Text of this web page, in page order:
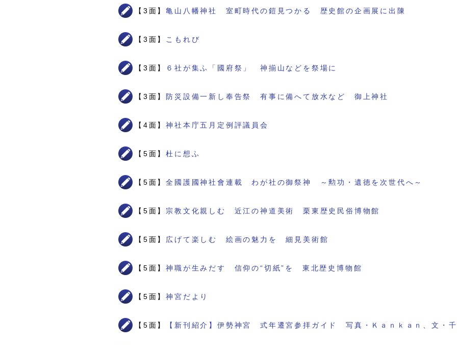
【3面】亀山八幡神社 室町時代の鎧見つかる 歴史館の企画展に出陳
【3面】 こもれび
【3面】 ６社が集ふ「國府祭」 神揃山などを祭場に
【3面】 防災設備一新し奉告祭 有事に備へて放水など 御上神社
【4面】神社本庁五月定例評議員会
【5面】杜に想ふ
【5面】全國護國神社會連載 わが社の御祭神 ～勲功・遺徳を次世代へ～
【5面】 宗教文化親しむ 近江の神道美術 栗東歴史民俗博物館
【5面】 広げて楽しむ 絵画の魅力を 細見美術館
【5面】神職が生みだす 信仰の“切紙”を 東北歴史博物館
【5面】神宮だより
【5面】 【新刊紹介】伊勢神宮 式年遷宮参拝ガイド 写真・Ｋａｎｋａｎ、文・